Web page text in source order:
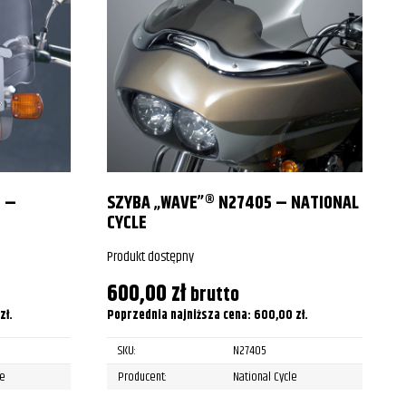
–
zł.
SZYBA „WAVE”® N27405 – NATIONAL
CYCLE
Produkt dostępny
600,00złbrutto
Poprzednia najniższa cena: 600,00 zł.
SKU:
N27405
Producent:
National Cycle